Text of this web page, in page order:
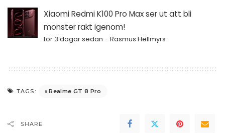
Xiaomi Redmi K100 Pro Max ser ut att bli
monster rakt igenom!
för 3 dagar sedan Rasmus Hellmyrs
TAGS: Realme GT 8 Pro
SHARE